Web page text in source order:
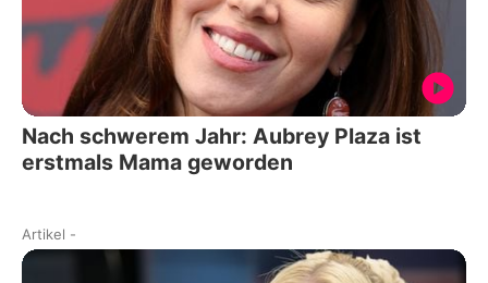
Nach schwerem Jahr: Aubrey Plaza ist
erstmals Mama geworden
Artikel -